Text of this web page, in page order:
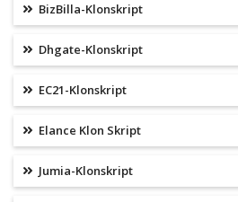
BizBilla-Klonskript
Dhgate-Klonskript
EC21-Klonskript
Elance Klon Skript
Jumia-Klonskript